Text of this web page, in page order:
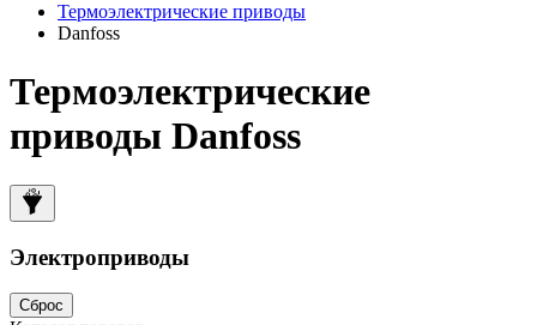
Термоэлектрические приводы
Danfoss
Термоэлектрические
приводы Danfoss
Электроприводы
Сброс